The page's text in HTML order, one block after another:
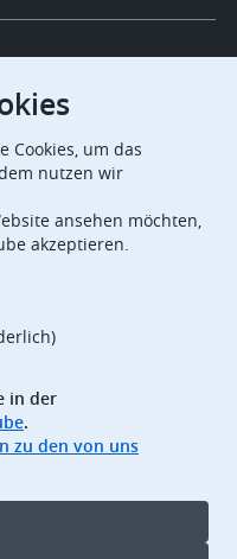
Cookies, um das
nutzen wir
ansehen möchten,
akzeptieren.
in der
.
zu den von uns